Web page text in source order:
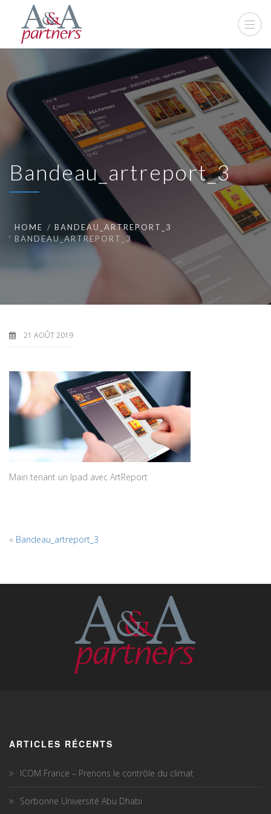
Bandeau_artreport_3
HOME
BANDEAU_ARTREPORT_3
BANDEAU_ARTREPORT_3
21 AOÛT 2019
Main tenant un Ipad avec ArtReport
« Bandeau_artreport_3
ARTICLES RÉCENTS
ICOM France – Prenons le contrôle du climat
Sorbonne Université Abu Dhabi